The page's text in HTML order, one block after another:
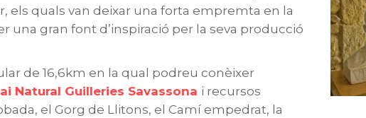
els quals van deixar una forta empremta en la
una gran font d’inspiració per la seva producció
de 16,6km en la qual podreu conèixer
Natural Guilleries Savassona i recursos
el Gorg de Llitons, el Camí empedrat, la